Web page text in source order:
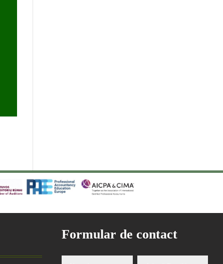
Formular de contact